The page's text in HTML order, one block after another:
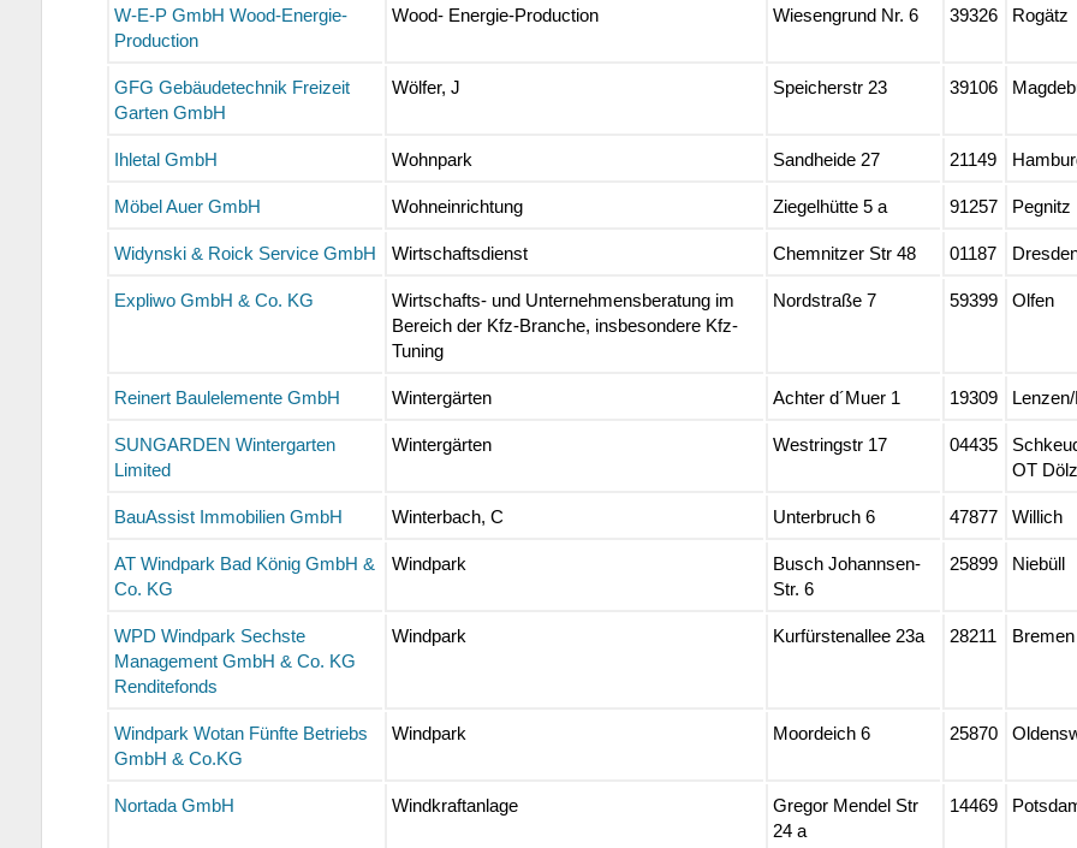
W-E-P GmbH Wood-Energie-
Production
Wood- Energie-Production Wiesengrund Nr. 6 39326 Rogätz
GFG Gebäudetechnik Freizeit
Garten GmbH
Wölfer, J Speicherstr 23 39106
Ihletal GmbH Wohnpark Sandheide 27 21149
Möbel Auer GmbH Wohneinrichtung Ziegelhütte 5 a 91257 Pegnitz
Widynski & Roick Service GmbH Wirtschaftsdienst Chemnitzer Str 48 01187
Expliwo GmbH & Co. KG
Wirtschafts- und Unternehmensberatung im
Bereich der Kfz-Branche, insbesondere Kfz-
Tuning
Nordstraße 7 59399 Olfen
Reinert Baulelemente GmbH Wintergärten Achter d´Muer 1 19309
SUNGARDEN Wintergarten
Limited
Wintergärten Westringstr 17 04435
OT
BauAssist Immobilien GmbH Winterbach, C Unterbruch 6 47877 Willich
AT Windpark Bad König GmbH &
Co. KG
Windpark
Busch Johannsen-
Str. 6
25899 Niebüll
WPD Windpark Sechste
Management GmbH & Co. KG
Renditefonds
Windpark Kurfürstenallee 23a 28211 Bremen
Windpark Wotan Fünfte Betriebs
GmbH & Co.KG
Windpark Moordeich 6 25870
Nortada GmbH Windkraftanlage
Gregor Mendel Str
24 a
14469